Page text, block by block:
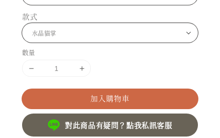
款式
數量
加入購物車
對此商品有疑問？點我私訊客服